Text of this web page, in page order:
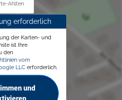
Ahlten
erforderlich
der Karten- und
ist Ihre
den
vom
LLC erforderlich.
und